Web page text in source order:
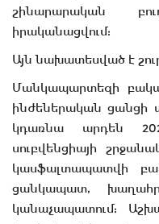
շինարարական
իրականացվում:
Այն նախատեսված է
Մանկապարտեզի
ինժեներական ցանցի
կդառնա արդեն
սուբվենցիայի
կասֆալտապատվի
ցանկապատ,
կանաչապատում: